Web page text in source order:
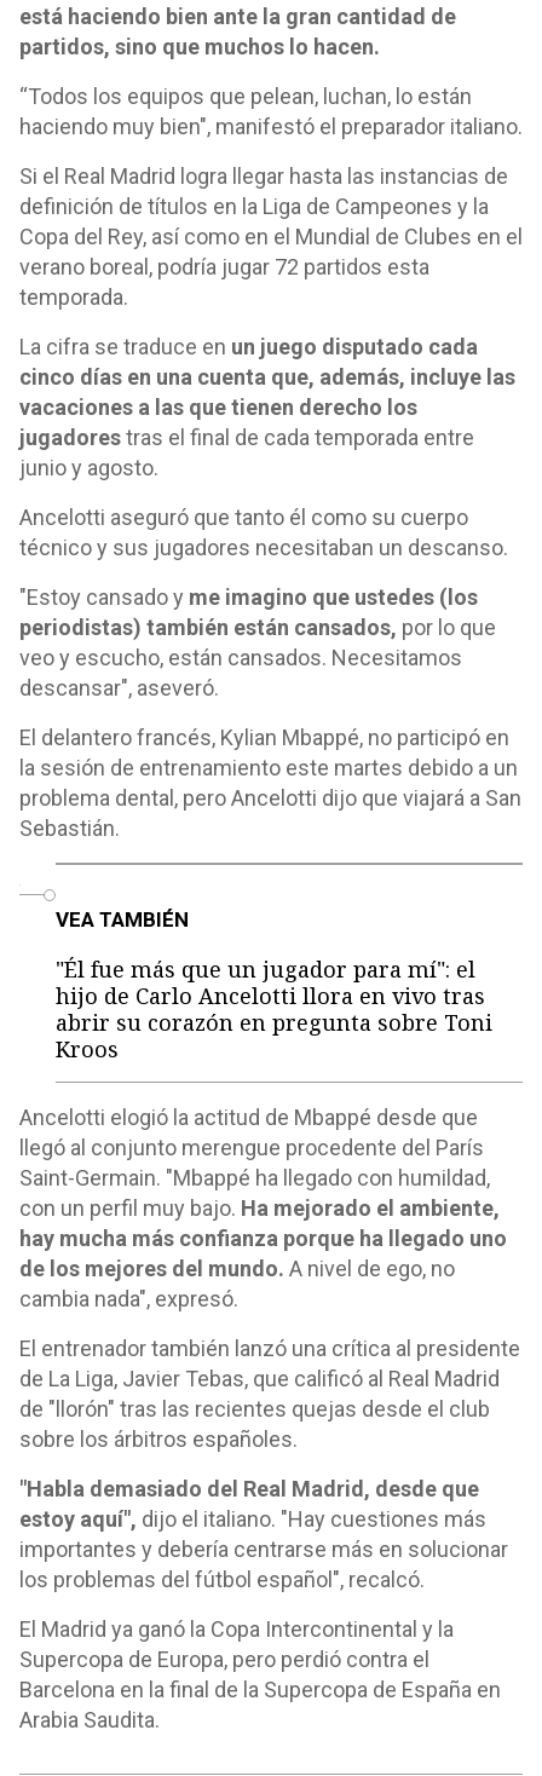
está haciendo bien ante la gran cantidad de
partidos, sino que muchos lo hacen.
“Todos los equipos que pelean, luchan, lo están
haciendo muy bien", manifestó el preparador italiano.
Si el Real Madrid logra llegar hasta las instancias de
definición de títulos en la Liga de Campeones y la
Copa del Rey, así como en el Mundial de Clubes en el
verano boreal, podría jugar 72 partidos esta
temporada.
La cifra se traduce en un juego disputado cada
cinco días en una cuenta que, además, incluye las
vacaciones a las que tienen derecho los
jugadorestras el final de cada temporada entre
junio y agosto.
Ancelotti aseguró que tanto él como su cuerpo
técnico y sus jugadores necesitaban un descanso.
"Estoy cansado y me imagino que ustedes (los
periodistas) también están cansados, por lo que
veo y escucho, están cansados. Necesitamos
descansar", aseveró.
El delantero francés, Kylian Mbappé, no participó en
la sesión de entrenamiento este martes debido a un
problema dental, pero Ancelotti dijo que viajará a San
Sebastián.
VEA TAMBIÉN
"Él fue más que un jugador para mí": el
hijo de Carlo Ancelotti llora en vivo tras
abrir su corazón en pregunta sobre Toni
Kroos
Ancelotti elogió la actitud de Mbappé desde que
llegó al conjunto merengue procedente del París
Saint-Germain. "Mbappé ha llegado con humildad,
con un perfil muy bajo. Ha mejorado el ambiente,
hay mucha más confianza porque ha llegado uno
de los mejores del mundo. A nivel de ego, no
cambia nada", expresó.
El entrenador también lanzó una crítica al presidente
de La Liga, Javier Tebas, que calificó al Real Madrid
de "llorón" tras las recientes quejas desde el club
sobre los árbitros españoles.
"Habla demasiado del Real Madrid, desde que
estoy aquí", dijo el italiano. "Hay cuestiones más
importantes y debería centrarse más en solucionar
los problemas del fútbol español", recalcó.
El Madrid ya ganó la Copa Intercontinental y la
Supercopa de Europa, pero perdió contra el
Barcelona en la final de la Supercopa de España en
Arabia Saudita.